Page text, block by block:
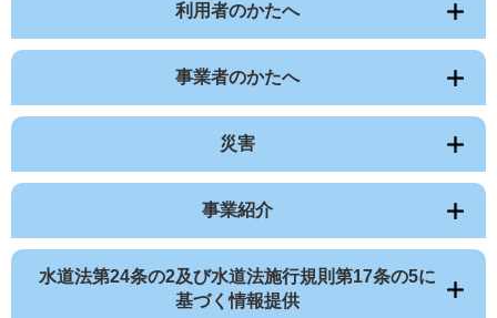
利用者のかたへ
事業者のかたへ
災害
事業紹介
水道法第24条の2及び水道法施行規則第17条の5に
基づく情報提供